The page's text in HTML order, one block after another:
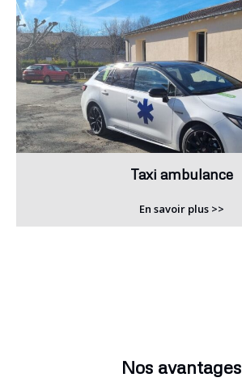
Taxi ambulance
En savoir plus >>
Nos avantages